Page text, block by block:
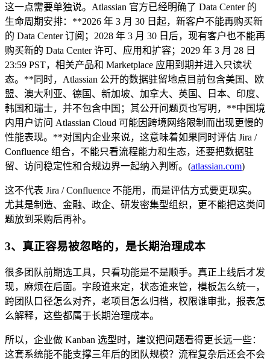
这一点需要单独说。Atlassian 官方已经明确了 Data Center 的
生命周期安排：**2026 年 3 月 30 日起，新客户不能再购买新
的 Data Center 订阅；2028 年 3 月 30 日后，现有客户也不能再
购买新的 Data Center 许可、应用和扩容；2029 年 3 月 28 日
23:59 PST，相关产品和 Marketplace 应用到期并进入只读状
态。**同时，Atlassian 公开的数据驻留地点目前包含美国、欧
盟、澳大利亚、德国、新加坡、加拿大、英国、日本、印度、
韩国和瑞士，并不包含中国；其公开问题页也写明，**中国境
内用户访问 Atlassian Cloud 可能因跨境网络限制而出现更慢的
性能表现。**对国内企业来说，这意味着如果同时评估 Jira /
Confluence 组合，不能只看流程能力和生态，还要把数据驻
留、访问稳定性和合规边界一起纳入判断。(atlassian.com)
这不代表 Jira / Confluence 不能用，而是评估方式要更现实。
尤其是制造、金融、政企、研发密集型组织，更不能把这类问
题放到采购后再补。
3、真正容易被忽略的，是长期治理成本
很多团队前期选工具，只看功能是不是顺手。真正上线后才发
现，麻烦在后面。字段谁来定，状态谁来管，模板怎么统一，
跨团队口径怎么对齐，老项目怎么归档，权限谁审批，报表怎
么解释，这些都属于长期治理成本。
所以，企业做 Kanban 选型时，建议把问题看得更长远一些：
这套系统能不能支撑三年后的团队规模？流程复杂后还会不会